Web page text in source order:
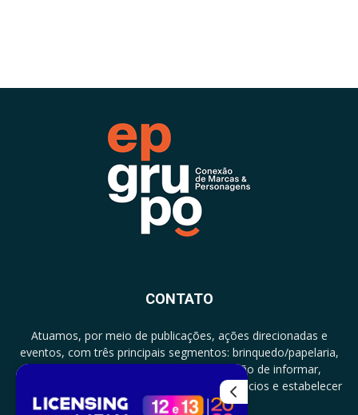
CONTATO
Atuamos, por meio de publicações, ações direcionadas e
eventos, com três principais segmentos: brinquedo/papelaria,
licenciamento e zero a três com a missão de informar,
documentar, proporcionar encontro de negócios e estabelecer
parcerias.